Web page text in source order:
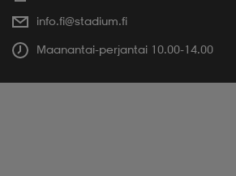
info.fi@stadium.fi
Maanantai-perjantai 10.00-14.00